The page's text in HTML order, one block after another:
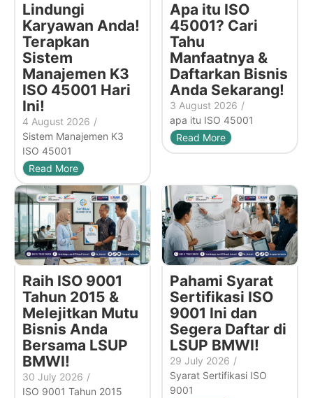
Lindungi
Karyawan Anda!
Terapkan
Sistem
Manajemen K3
ISO 45001 Hari
Ini!
4 August 2026 /
Sistem Manajemen K3
ISO 45001
Read More
Apa itu ISO
45001? Cari
Tahu
Manfaatnya &
Daftarkan Bisnis
Anda Sekarang!
3 August 2026 /
apa itu ISO 45001
Read More
Raih ISO 9001
Tahun 2015 &
Melejitkan Mutu
Bisnis Anda
Bersama LSUP
BMWI!
30 July 2026 /
ISO 9001 Tahun 2015
Pahami Syarat
Sertifikasi ISO
9001 Ini dan
Segera Daftar di
LSUP BMWI!
29 July 2026 /
Syarat Sertifikasi ISO
9001